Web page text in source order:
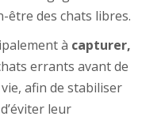
être des chats libres.
à capturer,
errants avant de
afin de stabiliser
leur